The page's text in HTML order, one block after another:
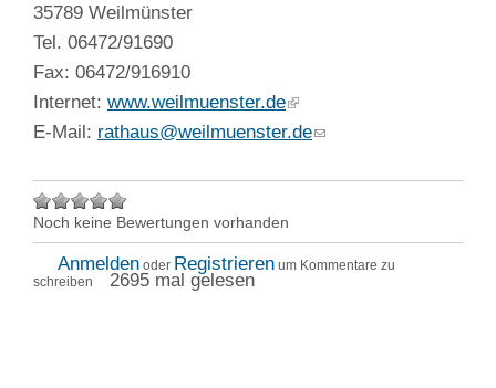
35789 Weilmünster
Tel. 06472/91690
Fax: 06472/916910
Internet: www.weilmuenster.de
E-Mail: rathaus@weilmuenster.de
Noch keine Bewertungen vorhanden
Anmelden oder Registrieren um Kommentare zu
schreiben
2695 mal gelesen